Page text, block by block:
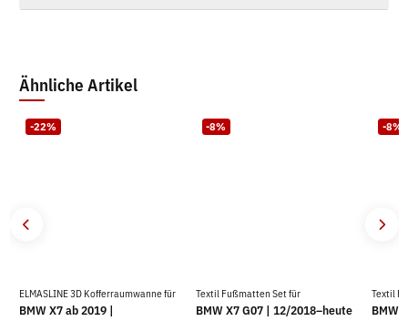
Ähnliche Artikel
-22%
ELMASLINE 3D Kofferraumwanne für
BMW X7 ab 2019 |
-8%
Textil Fußmatten Set für
BMW X7 G07 | 12/2018–heute
-8%
Textil
BMW